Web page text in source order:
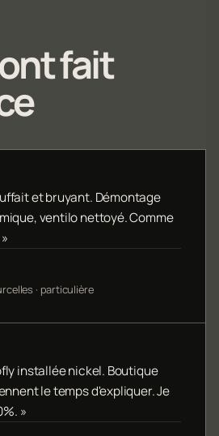
fait
et bruyant. Démontage
ventilo nettoyé. Comme
· particulière
installée nickel. Boutique
le temps d'expliquer. Je
»